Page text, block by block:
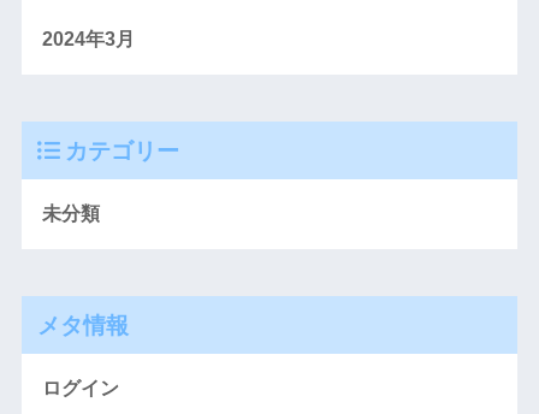
2024年3月
カテゴリー
未分類
メタ情報
ログイン